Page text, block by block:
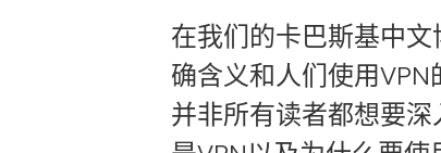
在我们的卡巴斯基中
确含义和人们使用
并非所有读者都想要